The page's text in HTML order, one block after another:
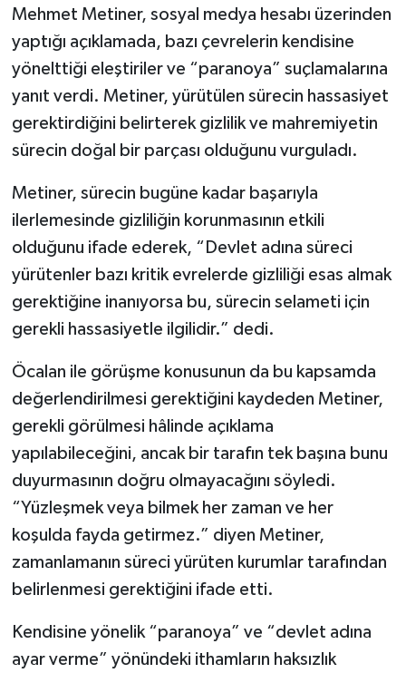
Mehmet Metiner, sosyal medya hesabı üzerinden
yaptığı açıklamada, bazı çevrelerin kendisine
yönelttiği eleştiriler ve “paranoya” suçlamalarına
yanıt verdi. Metiner, yürütülen sürecin hassasiyet
gerektirdiğini belirterek gizlilik ve mahremiyetin
sürecin doğal bir parçası olduğunu vurguladı.
Metiner, sürecin bugüne kadar başarıyla
ilerlemesinde gizliliğin korunmasının etkili
olduğunu ifade ederek, “Devlet adına süreci
yürütenler bazı kritik evrelerde gizliliği esas almak
gerektiğine inanıyorsa bu, sürecin selameti için
gerekli hassasiyetle ilgilidir.” dedi.
Öcalan ile görüşme konusunun da bu kapsamda
değerlendirilmesi gerektiğini kaydeden Metiner,
gerekli görülmesi hâlinde açıklama
yapılabileceğini, ancak bir tarafın tek başına bunu
duyurmasının doğru olmayacağını söyledi.
“Yüzleşmek veya bilmek her zaman ve her
koşulda fayda getirmez.” diyen Metiner,
zamanlamanın süreci yürüten kurumlar tarafından
belirlenmesi gerektiğini ifade etti.
Kendisine yönelik “paranoya” ve “devlet adına
ayar verme” yönündeki ithamların haksızlık